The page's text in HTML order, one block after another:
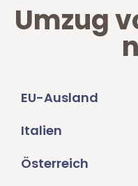
Umzug
EU-Ausland
Italien
Österreich